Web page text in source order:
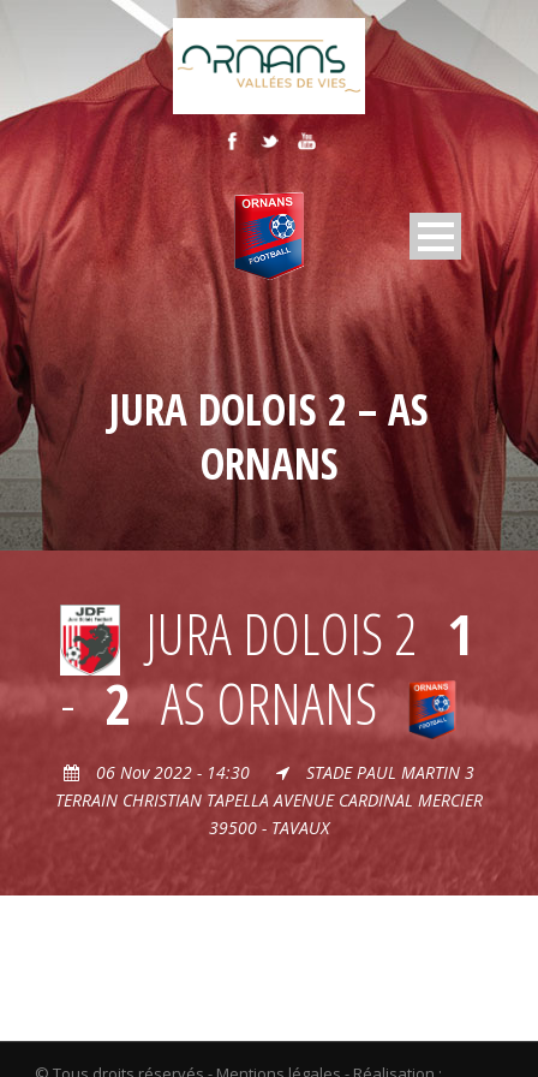
JURA DOLOIS 2 – AS
ORNANS
JURA DOLOIS 2 1
- 2 AS ORNANS
06 Nov 2022 - 14:30
STADE PAUL MARTIN 3
TERRAIN CHRISTIAN TAPELLA AVENUE CARDINAL MERCIER
39500 - TAVAUX